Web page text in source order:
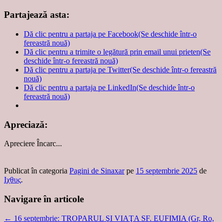
Partajează asta:
Dă clic pentru a partaja pe Facebook(Se deschide într-o
fereastră nouă)
Dă clic pentru a trimite o legătură prin email unui prieten(Se
deschide într-o fereastră nouă)
Dă clic pentru a partaja pe Twitter(Se deschide într-o fereastră
nouă)
Dă clic pentru a partaja pe LinkedIn(Se deschide într-o
fereastră nouă)
Apreciază:
Apreciere Încarc...
Publicat în categoria Pagini de Sinaxarpe 15 septembrie 2025 de
Ιχθυς.
Navigare în articole
← 16 septembrie: TROPARUL ŞI VIAŢA SF. EUFIMIA (Gr, Ro,